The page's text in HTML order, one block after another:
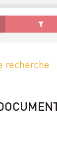
recherche